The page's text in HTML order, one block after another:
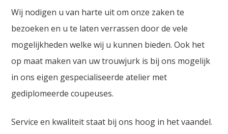
Wij nodigen u van harte uit om onze zaken te
bezoeken en u te laten verrassen door de vele
mogelijkheden welke wij u kunnen bieden. Ook het
op maat maken van uw trouwjurk is bij ons mogelijk
in ons eigen gespecialiseerde atelier met
gediplomeerde coupeuses.
Service en kwaliteit staat bij ons hoog in het vaandel.